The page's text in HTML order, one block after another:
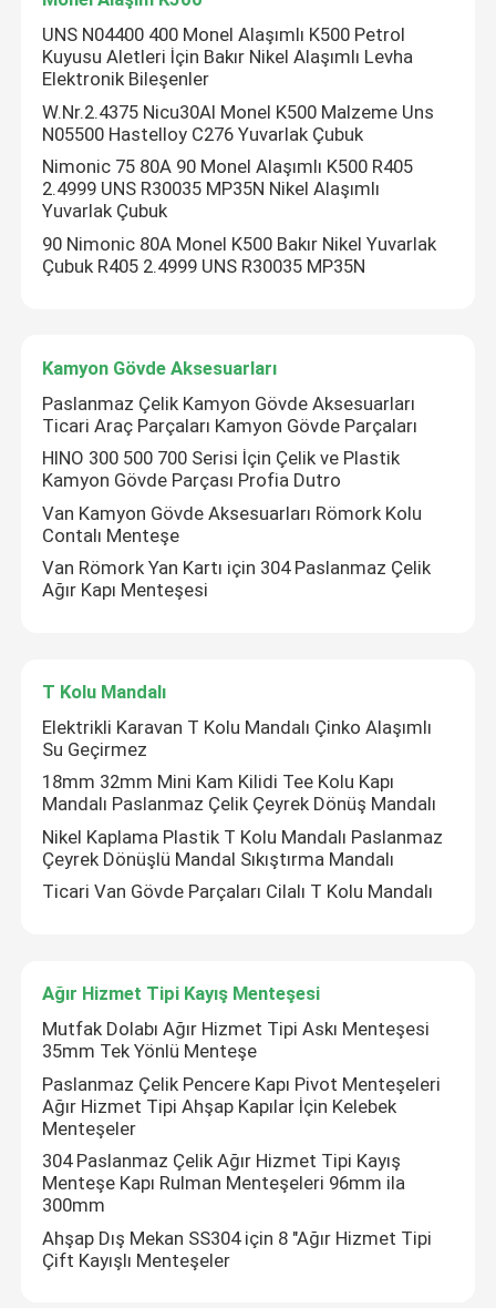
UNS N04400 400 Monel Alaşımlı K500 Petrol
Kuyusu Aletleri İçin Bakır Nikel Alaşımlı Levha
Elektronik Bileşenler
W.Nr.2.4375 Nicu30Al Monel K500 Malzeme Uns
N05500 Hastelloy C276 Yuvarlak Çubuk
Nimonic 75 80A 90 Monel Alaşımlı K500 R405
2.4999 UNS R30035 MP35N Nikel Alaşımlı
Yuvarlak Çubuk
90 Nimonic 80A Monel K500 Bakır Nikel Yuvarlak
Çubuk R405 2.4999 UNS R30035 MP35N
Kamyon Gövde Aksesuarları
Paslanmaz Çelik Kamyon Gövde Aksesuarları
Ticari Araç Parçaları Kamyon Gövde Parçaları
HINO 300 500 700 Serisi İçin Çelik ve Plastik
Kamyon Gövde Parçası Profia Dutro
Van Kamyon Gövde Aksesuarları Römork Kolu
Contalı Menteşe
Van Römork Yan Kartı için 304 Paslanmaz Çelik
Ağır Kapı Menteşesi
T Kolu Mandalı
Elektrikli Karavan T Kolu Mandalı Çinko Alaşımlı
Su Geçirmez
18mm 32mm Mini Kam Kilidi Tee Kolu Kapı
Mandalı Paslanmaz Çelik Çeyrek Dönüş Mandalı
Nikel Kaplama Plastik T Kolu Mandalı Paslanmaz
Çeyrek Dönüşlü Mandal Sıkıştırma Mandalı
Ticari Van Gövde Parçaları Cilalı T Kolu Mandalı
Ağır Hizmet Tipi Kayış Menteşesi
Mutfak Dolabı Ağır Hizmet Tipi Askı Menteşesi
35mm Tek Yönlü Menteşe
Paslanmaz Çelik Pencere Kapı Pivot Menteşeleri
Ağır Hizmet Tipi Ahşap Kapılar İçin Kelebek
Menteşeler
304 Paslanmaz Çelik Ağır Hizmet Tipi Kayış
Menteşe Kapı Rulman Menteşeleri 96mm ila
300mm
Ahşap Dış Mekan SS304 için 8 "Ağır Hizmet Tipi
Çift Kayışlı Menteşeler